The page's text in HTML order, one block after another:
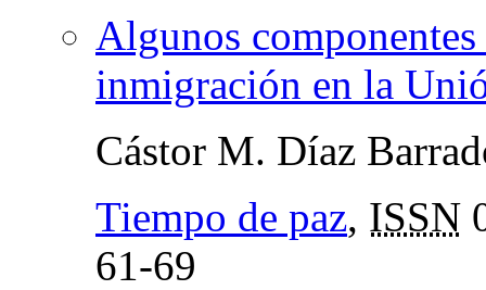
Algunos
inmigración en la
Cástor M. Díaz
Tiempo de paz, ISSN
61-69